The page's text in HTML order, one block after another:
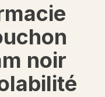
noir